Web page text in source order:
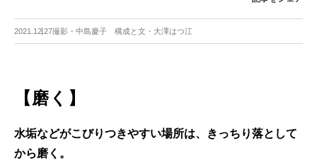
2021.12.27撮影・中島慶子 構成と文・大澤はつ江
【磨く】
水垢などがこびりつきやすい場所は、きっちり落として
から磨く。